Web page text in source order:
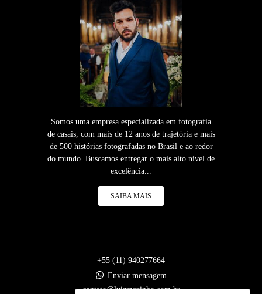
Somos uma empresa especializada em fotografia
de casais, com mais de 12 anos de trajetória e mais
de 500 histórias fotografadas no Brasil e ao redor
do mundo. Buscamos entregar o mais alto nível de
excelência...
SAIBA MAIS
+55 (11) 940277664
Enviar mensagem
contato@luizmazinho.com.br